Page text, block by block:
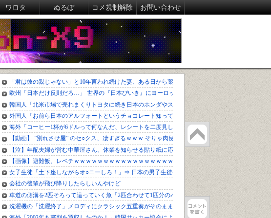
ワロタ ぬるぽ コメ規制解除 お問い合わせ